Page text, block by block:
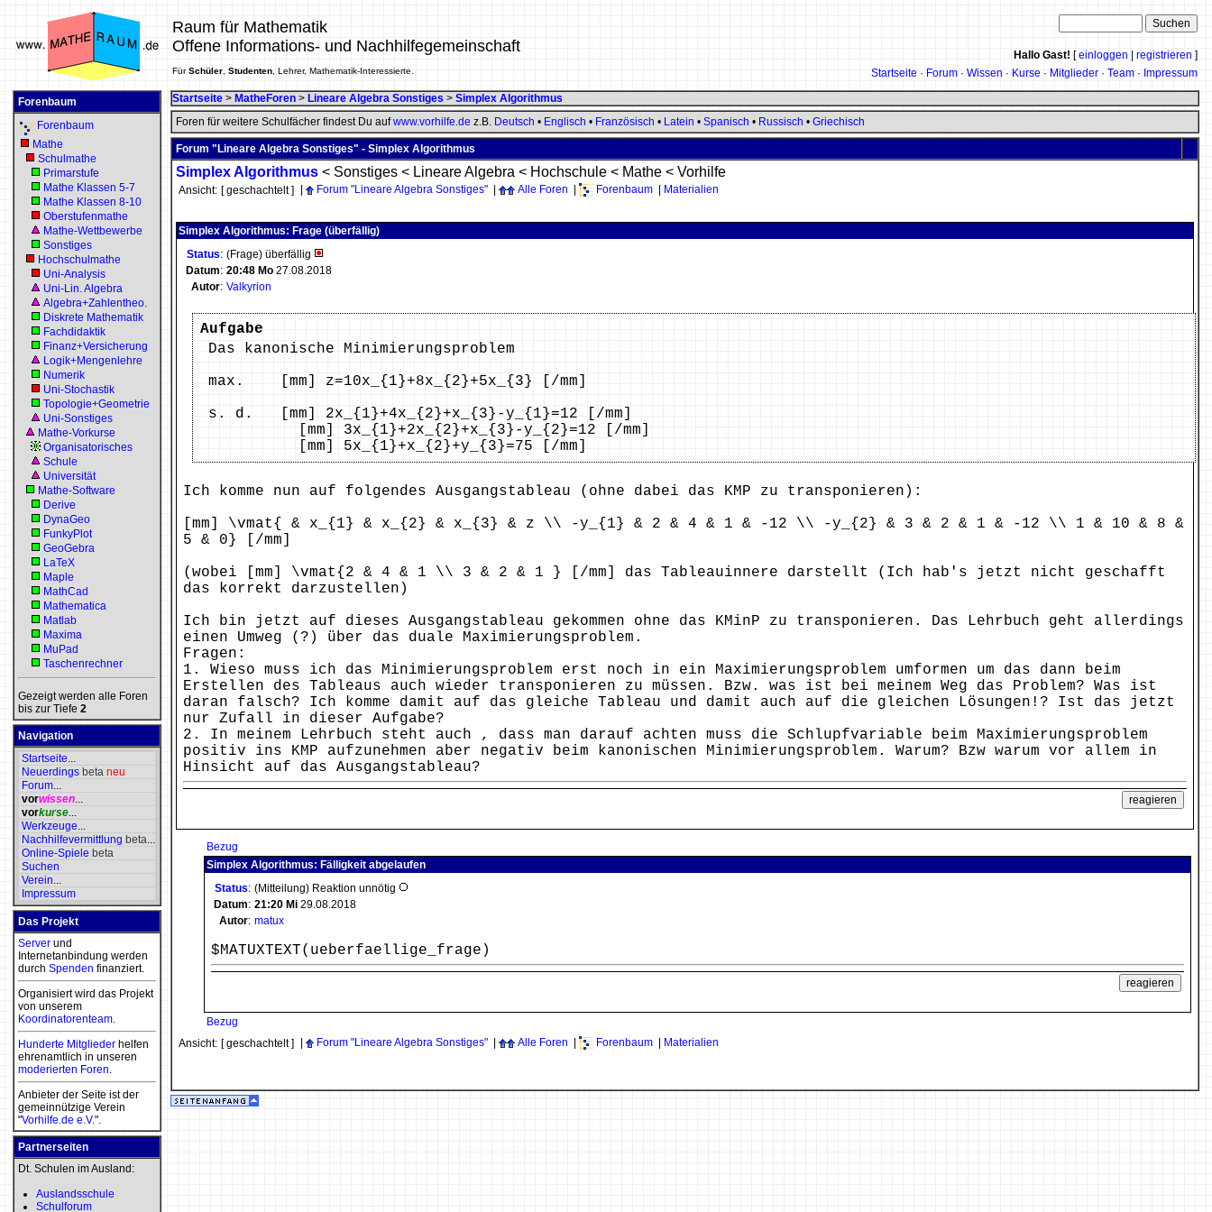
Raum für Mathematik
Offene Informations- und Nachhilfegemeinschaft
FürSchüler Studenten , Lehrer, Mathematik-Interessierte.
Hallo Gast! [einloggen registrieren ]
Startseite · Forum · Wissen · Kurse · Mitglieder · Team · Impressum
Forenbaum
Forenbaum
Mathe
Schulmathe
Primarstufe
Mathe Klassen 5-7
Mathe Klassen 8-10
Oberstufenmathe
Mathe-Wettbewerbe
Sonstiges
Hochschulmathe
Uni-Analysis
Uni-Lin. Algebra
Algebra+Zahlentheo.
Diskrete Mathematik
Fachdidaktik
Finanz+Versicherung
Logik+Mengenlehre
Numerik
Uni-Stochastik
Topologie+Geometrie
Uni-Sonstiges
Mathe-Vorkurse
Organisatorisches
Schule
Universität
Mathe-Software
Derive
DynaGeo
FunkyPlot
GeoGebra
LaTeX
Maple
MathCad
Mathematica
Matlab
Maxima
MuPad
Taschenrechner
Gezeigt werden alle Foren
bis zur Tiefe 2
Navigation
Startseite...
Neuerdings beta neu
Forum...
vorwissen...
vorkurse...
Werkzeuge...
Nachhilfevermittlung beta...
Online-Spiele beta
Suchen
Verein...
Impressum
Das Projekt
Server und
Internetanbindung werden
durch Spenden finanziert.
Organisiert wird das Projekt
von unserem
Koordinatorenteam.
Hunderte Mitglieder helfen
ehrenamtlich in unseren
moderierten Foren.
Anbieter der Seite ist der
gemeinnützige Verein
"Vorhilfe.de e.V.".
Partnerseiten
Dt. Schulen im Ausland:
Auslandsschule
Schulforum
Startseite > MatheForen > Lineare Algebra Sonstiges > Simplex Algorithmus
Foren für weitere Schulfächer findest Du aufwww.vorhilfe.de z.B. Deutsch • Englisch • Französisch • Latein • Spanisch • Russisch • Griechisch
Forum "Lineare Algebra Sonstiges" - Simplex Algorithmus
Simplex Algorithmus < Sonstiges < Lineare Algebra < Hochschule < Mathe < Vorhilfe
Ansicht: [ geschachtelt ] Forum "Lineare Algebra Sonstiges" Alle Foren Forenbaum Materialien
Simplex Algorithmus: Frage (überfällig)
Status: (Frage) überfällig
Datum: 20:48 Mo 27.08.2018
Autor: Valkyrion
Aufgabe
Das kanonische Minimierungsproblem
max. [mm] z=10x_{1}+8x_{2}+5x_{3} [/mm]
s. d. [mm] 2x_{1}+4x_{2}+x_{3}-y_{1}=12 [/mm]
[mm] 3x_{1}+2x_{2}+x_{3}-y_{2}=12 [/mm]
[mm] 5x_{1}+x_{2}+y_{3}=75 [/mm]
Ich komme nun auf folgendes Ausgangstableau (ohne dabei das KMP zu transponieren):
[mm] \vmat{ & x_{1} & x_{2} & x_{3} & z \\ -y_{1} & 2 & 4 & 1 & -12 \\ -y_{2} & 3 & 2 & 1 & -12 \\ 1 & 10 & 8 &
5 & 0} [/mm]
(wobei [mm] \vmat{2 & 4 & 1 \\ 3 & 2 & 1 } [/mm] das Tableauinnere darstellt (Ich hab's jetzt nicht geschafft
das korrekt darzustellen)
Ich bin jetzt auf dieses Ausgangstableau gekommen ohne das KMinP zu transponieren. Das Lehrbuch geht allerdings
einen Umweg (?) über das duale Maximierungsproblem.
Fragen:
1. Wieso muss ich das Minimierungsproblem erst noch in ein Maximierungsproblem umformen um das dann beim
Erstellen des Tableaus auch wieder transponieren zu müssen. Bzw. was ist bei meinem Weg das Problem? Was ist
daran falsch? Ich komme damit auf das gleiche Tableau und damit auch auf die gleichen Lösungen!? Ist das jetzt
nur Zufall in dieser Aufgabe?
2. In meinem Lehrbuch steht auch , dass man darauf achten muss die Schlupfvariable beim Maximierungsproblem
positiv ins KMP aufzunehmen aber negativ beim kanonischen Minimierungsproblem. Warum? Bzw warum vor allem in
Hinsicht auf das Ausgangstableau?
Bezug
Simplex Algorithmus: Fälligkeit abgelaufen
Status: (Mitteilung) Reaktion unnötig
Datum: 21:20 Mi 29.08.2018
Autor: matux
$MATUXTEXT(ueberfaellige_frage)
Bezug
Ansicht: [ geschachtelt ] Forum "Lineare Algebra Sonstiges" Alle Foren Forenbaum Materialien